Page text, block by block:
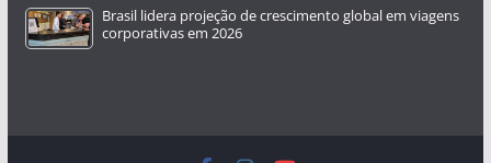
Brasil lidera projeção de crescimento global em viagens
corporativas em 2026